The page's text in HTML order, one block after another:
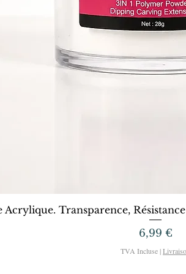
Aperçu rapide
Acrylique. Transparence,
Prix
6,99 €
TVA Incluse |